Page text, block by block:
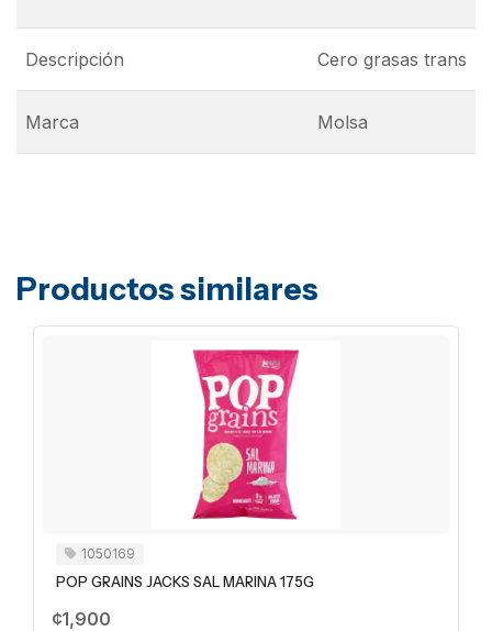
Descripción Cero grasas trans
Marca Molsa
Productos similares
1050169
POP GRAINS JACKS SAL MARINA 175G
¢1,900